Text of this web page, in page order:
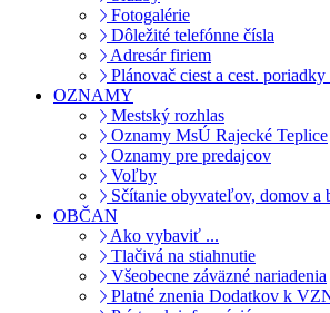
Fotogalérie
Dôležité telefónne čísla
Adresár firiem
Plánovač ciest a cest.
OZNAMY
Mestský rozhlas
Oznamy MsÚ Rajecké Teplice
Oznamy pre predajcov
Voľby
Sčítanie obyvateľov, domov a
OBČAN
Ako vybaviť ...
Tlačivá na stiahnutie
Všeobecne záväzné nariadenia
Platné znenia Dodatkov k